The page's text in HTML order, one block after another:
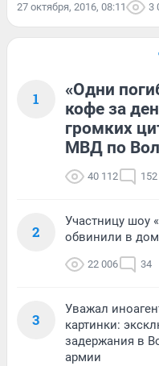
27 октября, 2016, 08:11 3
1
«Одни
кофе за
громких
МВД по
40 112 152
2
Участницу шоу
обвинили в
22 006 34
3
Уважал
картинки:
задержания в
армии